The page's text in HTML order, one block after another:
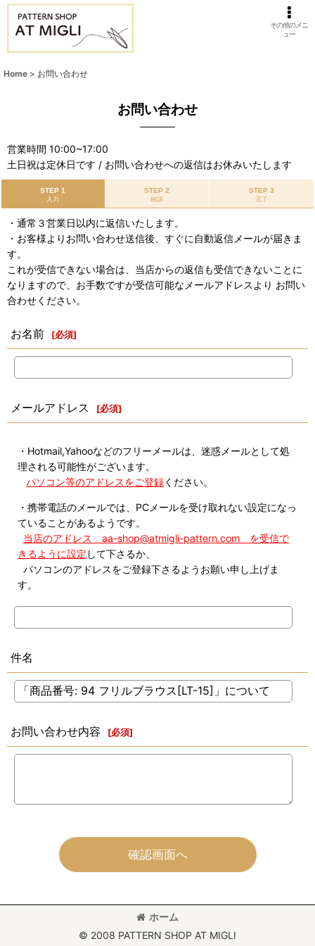
その他のメニ
ュー
Home > お問い合わせ
お問い合わせ
営業時間 10:00~17:00
土日祝は定休日です / お問い合わせへの返信はお休みいたします
STEP 1
入力
STEP 2
確認
STEP 3
完了
・通常３営業日以内に返信いたします。
・お客様よりお問い合わせ送信後、すぐに自動返信メールが届きま
す。
これが受信できない場合は、当店からの返信も受信できないことに
なりますので、お手数ですが受信可能なメールアドレスより お問い
合わせください。
お名前 [必須]
メールアドレス [必須]
・Hotmail,Yahooなどのフリーメールは、迷惑メールとして処
理される可能性がございます。
パソコン等のアドレスをご登録ください。
・携帯電話のメールでは、PCメールを受け取れない設定になっ
ていることがあるようです。
当店のアドレス aa-shop@atmigli-pattern.com を受信で
きるように設定 して下さるか、
パソコンのアドレスをご登録下さるようお願い申し上げま
す。
件名
お問い合わせ内容 [必須]
確認画面へ
ホーム
© 2008 PATTERN SHOP AT MIGLI